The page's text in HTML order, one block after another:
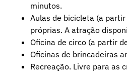
minutos.
Aulas de bicicleta (a
próprias. A atração
Oficina de circo (a partir
Oficinas de brincadeiras
Recreação. Livre para as